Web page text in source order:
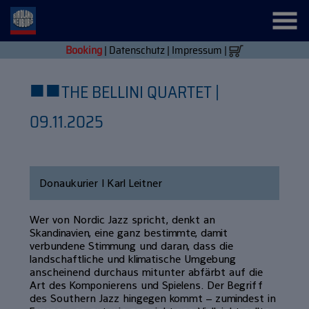
Booking| Datenschutz| Impressum |
■■THE BELLINI QUARTET |
09.11.2025
Donaukurier | Karl Leitner
Wer von Nordic Jazz spricht, denkt an
Skandinavien, eine ganz bestimmte, damit
verbundene Stimmung und daran, dass die
landschaftliche und klimatische Umgebung
anscheinend durchaus mitunter abfärbt auf die
Art des Komponierens und Spielens. Der Begriff
des Southern Jazz hingegen kommt – zumindest in